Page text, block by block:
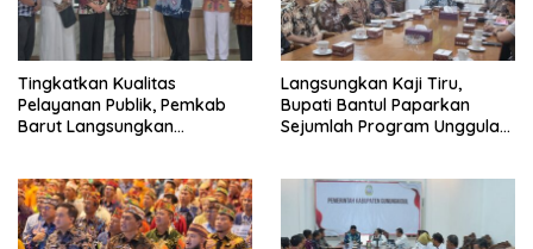
Tingkatkan Kualitas
Pelayanan Publik, Pemkab
Barut Langsungkan
Langsungkan Kaji Tiru,
Bupati Bantul Paparkan
Sejumlah Program Unggulan